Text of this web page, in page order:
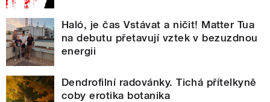
Haló, je čas Vstávat a ničit! Matter Tua
na debutu přetavují vztek v bezuzdnou
energii
Dendrofilní radovánky. Tichá přítelkyně
coby erotika botanika